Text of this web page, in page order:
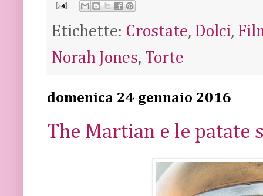
Etichette: Crostate, Dolci,
Norah Jones, Torte
domenica 24 gennaio 2016
The Martian e le patate